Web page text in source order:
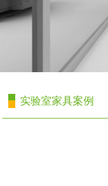
实验室家具案例